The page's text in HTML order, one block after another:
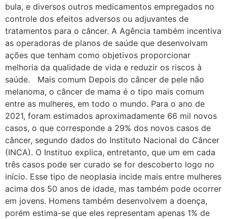
bula, e diversos outros medicamentos empregados no
controle dos efeitos adversos ou adjuvantes de
tratamentos para o câncer. A Agência também incentiva
as operadoras de planos de saúde que desenvolvam
ações que tenham como objetivos proporcionar
melhoria da qualidade de vida e reduzir os riscos à
saúde. Mais comum Depois do câncer de pele não
melanoma, o câncer de mama é o tipo mais comum
entre as mulheres, em todo o mundo. Para o ano de
2021, foram estimados aproximadamente 66 mil novos
casos, o que corresponde a 29% dos novos casos de
câncer, segundo dados do Instituto Nacional do Câncer
(INCA). O Instituo explica, entretanto, que um em cada
três casos pode ser curado se for descoberto logo no
início. Esse tipo de neoplasia incide mais entre mulheres
acima dos 50 anos de idade, mas também pode ocorrer
em jovens. Homens também desenvolvem a doença,
porém estima-se que eles representam apenas 1% de